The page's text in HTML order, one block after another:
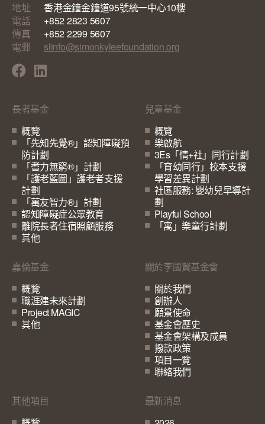
地址
香港金鐘金鐘道95號統一中心10樓
電話
+852 2823 5607
傳真
+852 2299 5607
電郵
slinfo@simonkyleefoundation.org
長者基金
概覽
「先知先覺®」認知障礙預
防計劃
「耆力無窮®」計劃
「護老藍圖」護老者支援
計劃
「萬友智力®」計劃
認知障礙症公眾教育
離院長者住宿照顧服務
其他
兒童基金
概覽
樂啟航
3Es「情+社」同行計劃
「育幼同行」校本支援
學習差異計劃
社區服務: 嬰幼兒早導計
劃
Playful School
「寓」樂童行計劃
嘉倫基金
概覽
職涯建未來計劃
Project MAGIC
其他
關於李國賢基金會
關於我們
創辦人
願景使命
基金會歷史
基金會架構及成員
撥款政策
項目一覽
聯絡我們
其他項目 最新消息